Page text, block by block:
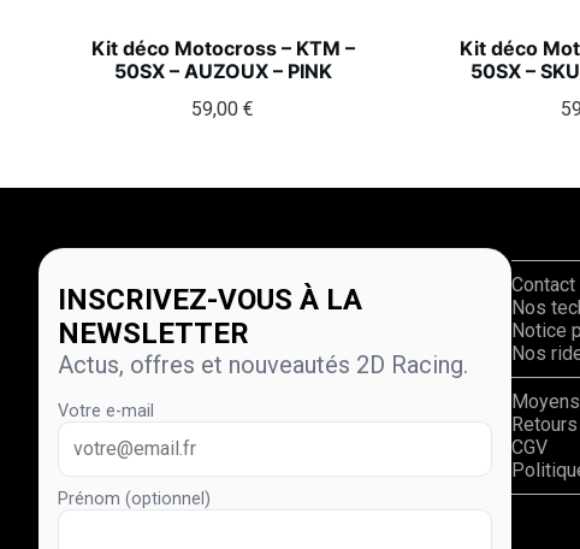
Kit déco Motocross – KTM –
50SX – AUZOUX – PINK
59,00€
Kit déco
50SX –
INSCRIVEZ-VOUS À LA
NEWSLETTER
Actus, offres et nouveautés 2D Racing.
Votre e-mail
Prénom (optionnel)
Contact
Nos
Notice
Nos
Retours
CGV